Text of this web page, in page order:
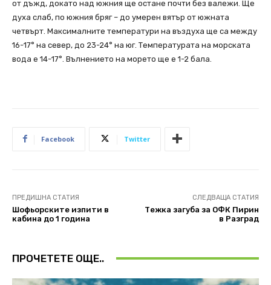
от дъжд, докато над южния ще остане почти без валежи. Ще
духа слаб, по южния бряг – до умерен вятър от южната
четвърт. Максималните температури на въздуха ще са между
16-17° на север, до 23-24° на юг. Температурата на морската
вода е 14-17°. Вълнението на морето ще е 1-2 бала.
Facebook Twitter
ПРЕДИШНА СТАТИЯ
Шофьорските изпити в
кабина до 1 година
СЛЕДВАЩА СТАТИЯ
Тежка загуба за OФК Пирин
в Разград
ПРОЧЕТЕТЕ ОЩЕ..